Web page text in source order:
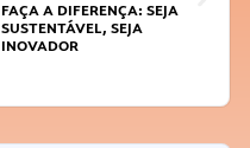
FAÇA A DIFERENÇA: SEJA
SUSTENTÁVEL, SEJA
INOVADOR